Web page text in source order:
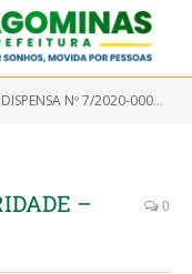
DISPENSA Nº 7/2020-00045 (Contratação emergencial temporária de empresa para prestação de serviços na área serviço social)
–
0